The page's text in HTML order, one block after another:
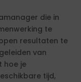
die in
te
resultaten te
van
hoe je
tijd,